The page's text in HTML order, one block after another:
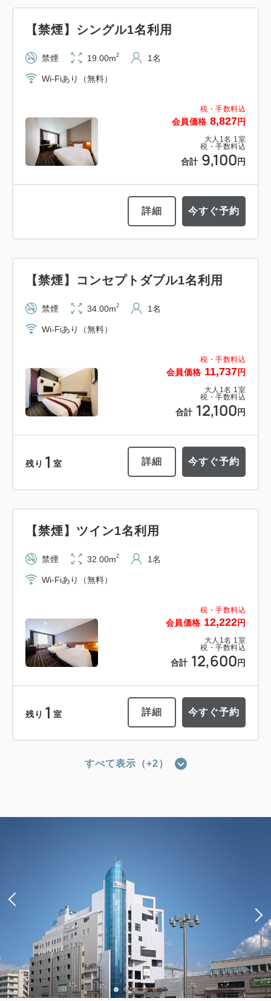
税・手数料込
会員価格 8,827円
大人 1名 1室
税・手数料込
合計 9,100 円
【禁煙】シングル1名利用
禁煙 19.00m2 1名
Wi-Fiあり（無料）
詳細 今すぐ予約
税・手数料込
会員価格 11,737円
大人 1名 1室
税・手数料込
合計 12,100 円
【禁煙】コンセプトダブル1名利用
禁煙 34.00m2 1名
Wi-Fiあり（無料）
残り 1 室 詳細 今すぐ予約
税・手数料込
会員価格 12,222円
大人 1名 1室
税・手数料込
合計 12,600 円
【禁煙】ツイン1名利用
禁煙 32.00m2 1名
Wi-Fiあり（無料）
残り 1 室 詳細 今すぐ予約
合計 15,600
2
残り1室 詳細 今すぐ予約
すべて表示（+2）